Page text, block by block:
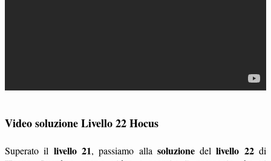
Video soluzione Livello 22 Hocus
Superato il livello 21, passiamo alla soluzionedellivello 22di